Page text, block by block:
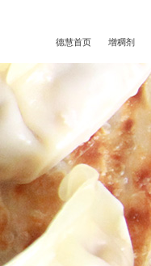
德慧首页 增稠剂